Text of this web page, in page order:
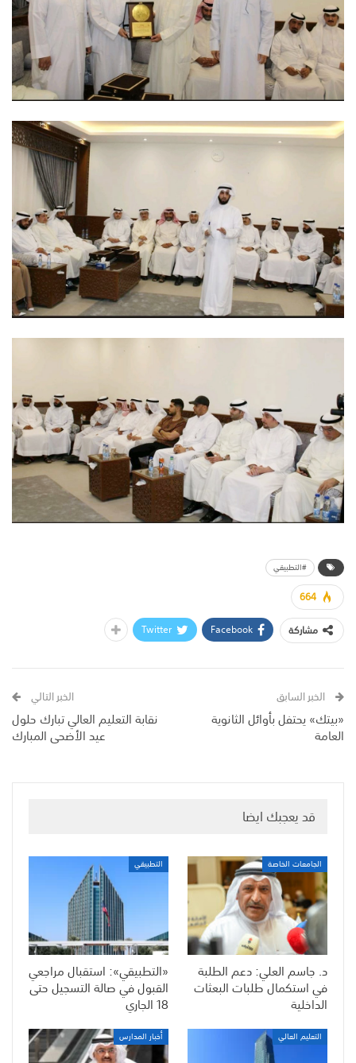
#التطبيقي
664
مشاركة
Facebook
Twitter
الخبر السابق
«بيتك» يحتفل بأوائل الثانوية
العامة
الخبر التالي
نقابة التعليم العالي تبارك حلول
عيد الأضحى المبارك
قد يعجبك ايضا
الجامعات الخاصة
د. جاسم العلي: دعم الطلبة
في استكمال طلبات البعثات
الداخلية
التطبيقي
«التطبيقي»: استقبال مراجعي
القبول في صالة التسجيل حتى
18 الجاري
التعليم العالي أخبار المدارس